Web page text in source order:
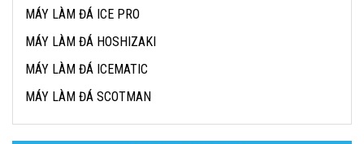
MÁY LÀM ĐÁ ICE PRO
MÁY LÀM ĐÁ HOSHIZAKI
MÁY LÀM ĐÁ ICEMATIC
MÁY LÀM ĐÁ SCOTMAN